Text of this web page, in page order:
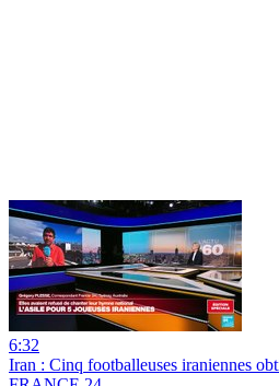
6:32
Iran : Cinq footballeuses iraniennes